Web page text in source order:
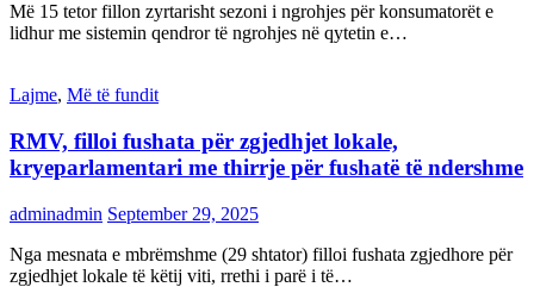
Më 15 tetor fillon zyrtarisht sezoni i ngrohjes për konsumatorët e
lidhur me sistemin qendror të ngrohjes në qytetin e…
Lajme, Më të fundit
RMV, filloi fushata për zgjedhjet lokale,
kryeparlamentari me thirrje për fushatë të ndershme
adminadmin September 29, 2025
Nga mesnata e mbrëmshme (29 shtator) filloi fushata zgjedhore për
zgjedhjet lokale të këtij viti, rrethi i parë i të…